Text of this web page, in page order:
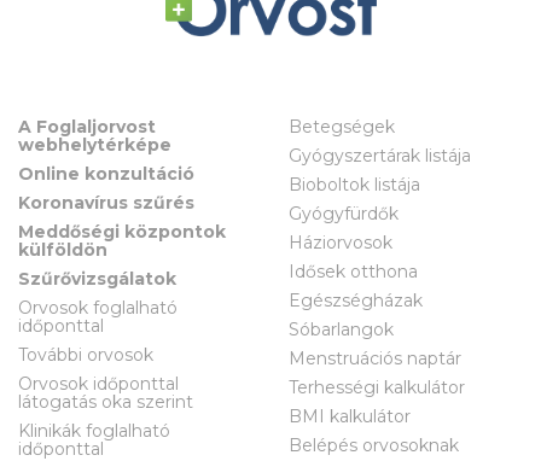
A Foglaljorvost
webhelytérképe
Online konzultáció
Koronavírus szűrés
Meddőségi központok
külföldön
Szűrővizsgálatok
Orvosok foglalható
időponttal
További orvosok
Orvosok időponttal
látogatás oka szerint
Klinikák foglalható
időponttal
Betegségek
Gyógyszertárak listája
Bioboltok listája
Gyógyfürdők
Háziorvosok
Idősek otthona
Egészségházak
Sóbarlangok
Menstruációs naptár
Terhességi kalkulátor
BMI kalkulátor
Belépés orvosoknak